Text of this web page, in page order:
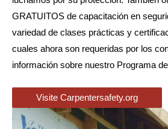
GRATUITOS de capacitación en
variedad de clases prácticas y
cuales ahora son requeridas por los
información sobre nuestro Programa
Visite Carpentersafety.org